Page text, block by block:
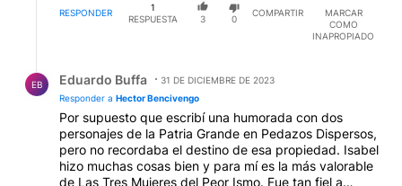
RESPONDER
1
RESPUESTA
3 0
COMPARTIR
MARCAR
COMO
INAPROPIADO
EB Eduardo Buffa
31 DE DICIEMBRE DE 2023
Responder a Hector Bencivengo
Por supuesto que escribí una humorada con dos
personajes de la Patria Grande en Pedazos Dispersos,
pero no recordaba el destino de esa propiedad. Isabel
hizo muchas cosas bien y para mí es la más valorable
de Las Tres Mujeres del Peor Ismo. Fue tan fiel a